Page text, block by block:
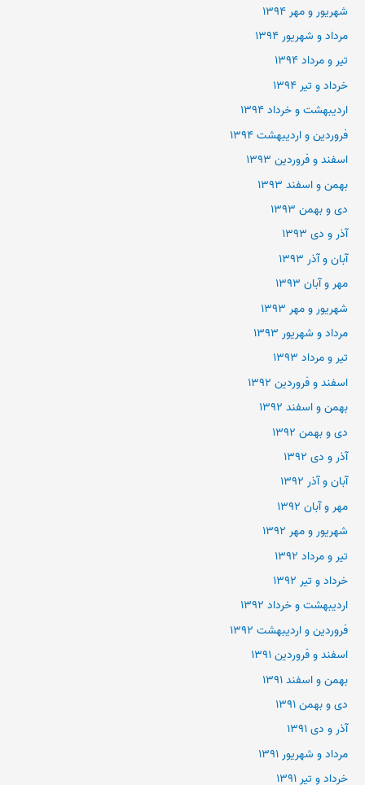
شهریور و مهر ۱۳۹۴
مرداد و شهریور ۱۳۹۴
تیر و مرداد ۱۳۹۴
خرداد و تیر ۱۳۹۴
اردیبهشت و خرداد ۱۳۹۴
فروردین و اردیبهشت ۱۳۹۴
اسفند و فروردین ۱۳۹۳
بهمن و اسفند ۱۳۹۳
دی و بهمن ۱۳۹۳
آذر و دی ۱۳۹۳
آبان و آذر ۱۳۹۳
مهر و آبان ۱۳۹۳
شهریور و مهر ۱۳۹۳
مرداد و شهریور ۱۳۹۳
تیر و مرداد ۱۳۹۳
اسفند و فروردین ۱۳۹۲
بهمن و اسفند ۱۳۹۲
دی و بهمن ۱۳۹۲
آذر و دی ۱۳۹۲
آبان و آذر ۱۳۹۲
مهر و آبان ۱۳۹۲
شهریور و مهر ۱۳۹۲
تیر و مرداد ۱۳۹۲
خرداد و تیر ۱۳۹۲
اردیبهشت و خرداد ۱۳۹۲
فروردین و اردیبهشت ۱۳۹۲
اسفند و فروردین ۱۳۹۱
بهمن و اسفند ۱۳۹۱
دی و بهمن ۱۳۹۱
آذر و دی ۱۳۹۱
مرداد و شهریور ۱۳۹۱
خرداد و تیر ۱۳۹۱